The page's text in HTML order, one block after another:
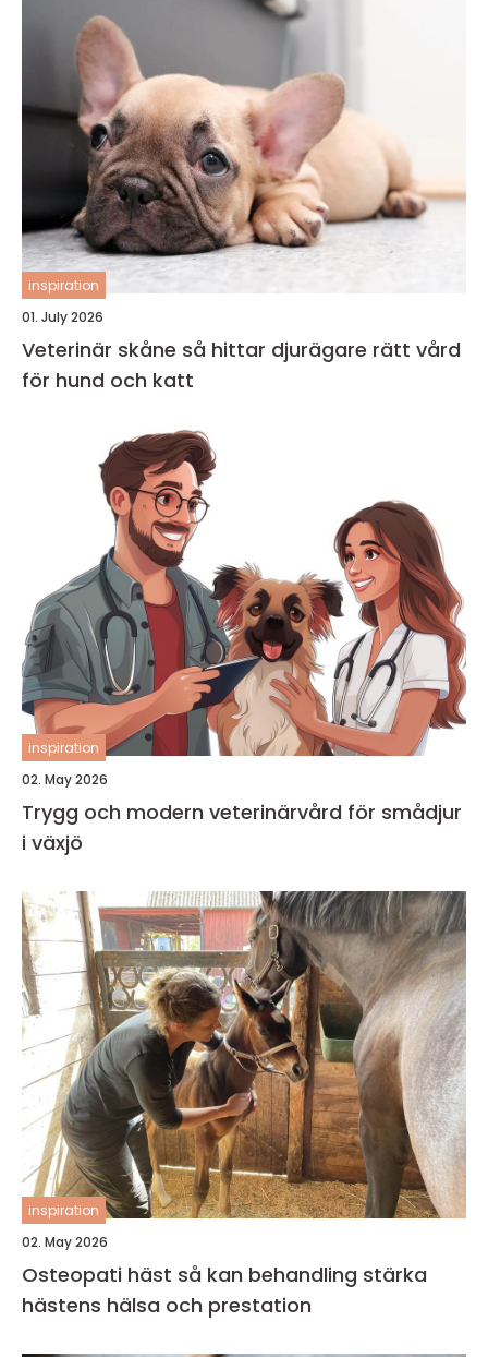
inspiration
01. July 2026
Veterinär skåne så hittar djurägare rätt vård
för hund och katt
inspiration
02. May 2026
Trygg och modern veterinärvård för smådjur
i växjö
inspiration
02. May 2026
Osteopati häst så kan behandling stärka
hästens hälsa och prestation